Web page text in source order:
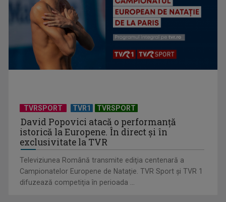
TVRSPORT TVR1 TVRSPORT
David Popovici atacă o performanţă
istorică la Europene. În direct şi în
exclusivitate la TVR
Televiziunea Română transmite ediţia centenară a
Campionatelor Europene de Nataţie. TVR Sport şi TVR 1
difuzează competiţia în perioada ...